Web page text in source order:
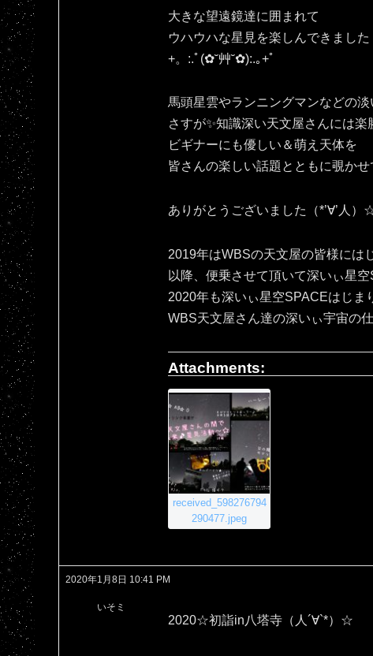
大きな望遠鏡達に囲まれて
ウハウハな星見を楽しんできました
+。:.ﾟ(✿˘艸˘✿):.｡+ﾟ
馬頭星雲やランニングマンなどの淡
さすが✨知識深い天文屋さんには楽
ビギナーにも優しい＆萌え天体を
皆さんの楽しい話題とともに覗かせ
ありがとうございました（*’∀’人）
2019年はWBSの天文屋の皆様には
以降、便乗させて頂いて深いぃ星
2020年も深いぃ星空SPACEはじま
WBS天文屋さん達の深いぃ宇宙の
Attachments:
received_598276794
290477.jpeg
2020年1月8日 10:41 PM
いそミ
2020☆初詣in八塔寺（人´∀`*）☆